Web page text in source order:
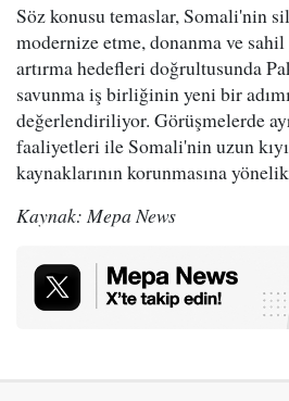
Söz konusu temaslar, Somali'nin
modernize etme, donanma ve
artırma hedefleri doğrultusunda
savunma iş birliğinin yeni bir
değerlendiriliyor. Görüşmelerde
faaliyetleri ile Somali'nin uzun
kaynaklarının korunmasına
Kaynak: Mepa News